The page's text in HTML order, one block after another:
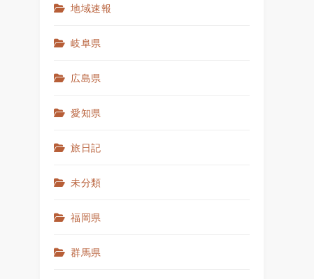
地域速報
岐阜県
広島県
愛知県
旅日記
未分類
福岡県
群馬県